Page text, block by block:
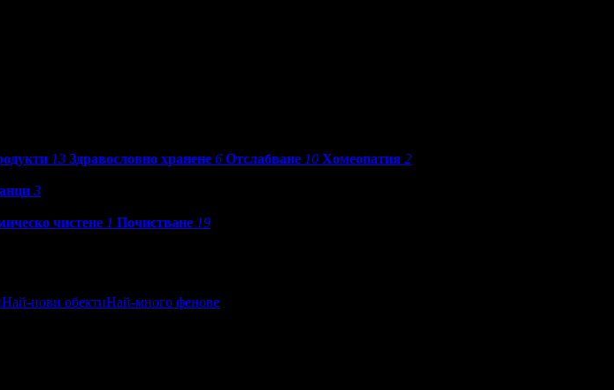
13 Здравословно хранене 6 Отслабване 10 Хомеопатия 2
3
чистене 1 Почистване 19
Най-нови обектиНай-много фенове